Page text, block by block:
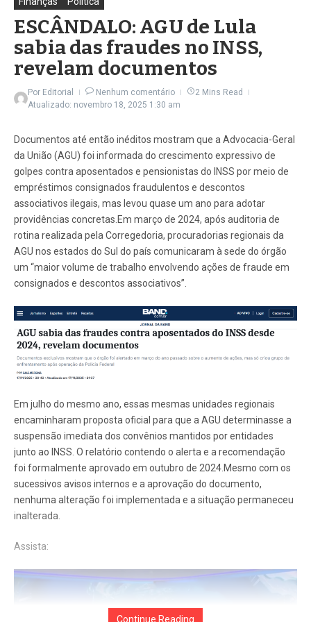
ESCÂNDALO: AGU de Lula
sabia das fraudes no INSS,
revelam documentos
Por Editorial Nenhum comentário
2 Mins Read
Atualizado: novembro 18, 2025 1:30 am
Documentos até então inéditos mostram que a Advocacia-Geral
da União (AGU) foi informada do crescimento expressivo de
golpes contra aposentados e pensionistas do INSS por meio de
empréstimos consignados fraudulentos e descontos
associativos ilegais, mas levou quase um ano para adotar
providências concretas.Em março de 2024, após auditoria de
rotina realizada pela Corregedoria, procuradorias regionais da
AGU nos estados do Sul do país comunicaram à sede do órgão
um “maior volume de trabalho envolvendo ações de fraude em
consignados e descontos associativos”.
Em julho do mesmo ano, essas mesmas unidades regionais
encaminharam proposta oficial para que a AGU determinasse a
suspensão imediata dos convênios mantidos por entidades
junto ao INSS. O relatório contendo o alerta e a recomendação
foi formalmente aprovado em outubro de 2024.Mesmo com os
sucessivos avisos internos e a aprovação do documento,
nenhuma alteração foi implementada e a situação permaneceu
inalterada.
Assista:
Continue Reading